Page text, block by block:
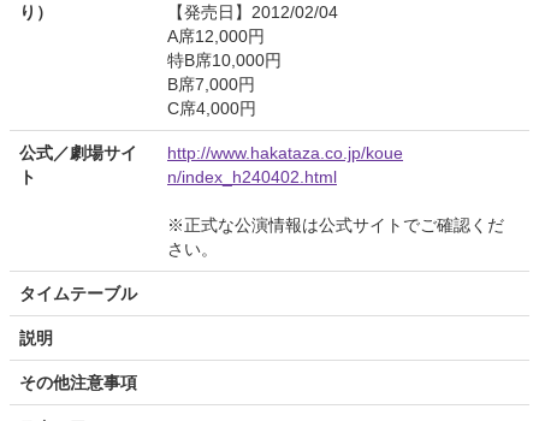
り）
【発売日】2012/02/04
A席12,000円
特B席10,000円
B席7,000円
C席4,000円
公式／劇場サイ
ト
http://www.hakataza.co.jp/koue
n/index_h240402.html
※正式な公演情報は公式サイトでご確認くだ
さい。
タイムテーブル
説明
その他注意事項